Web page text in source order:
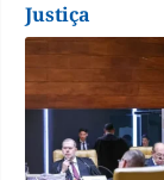
Justiça